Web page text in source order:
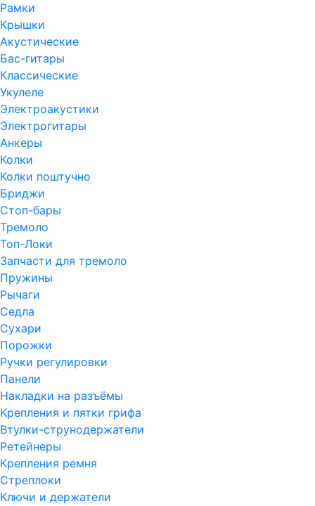
Рамки
Крышки
Акустические
Бас-гитары
Классические
Укулеле
Электроакустики
Электрогитары
Анкеры
Колки
Колки поштучно
Бриджи
Стоп-бары
Тремоло
Топ-Локи
Запчасти для тремоло
Пружины
Рычаги
Седла
Сухари
Порожки
Ручки регулировки
Панели
Накладки на разъёмы
Крепления и пятки грифа
Втулки-струнодержатели
Ретейнеры
Крепления ремня
Стреплоки
Ключи и держатели